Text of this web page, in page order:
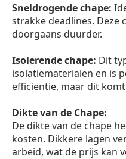
Sneldrogende chape:
strakke deadlines. Deze
doorgaans duurder.
Isolerende chape: Dit
isolatiematerialen en is
efficiëntie, maar dit
Dikte van de Chape:
De dikte van de chape
kosten. Dikkere lagen
arbeid, wat de prijs kan